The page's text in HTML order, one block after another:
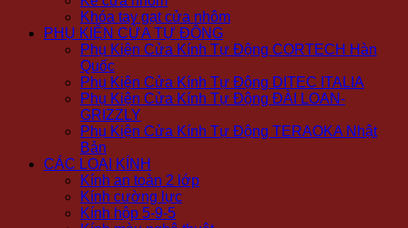
Khóa tay gạt cửa nhôm
PHỤ KIỆN CỬA TỰ ĐỘNG
Phụ Kiện Cửa Kính Tự Động CORTECH Hàn
Quốc
Phụ Kiện Cửa Kính Tự Động DITEC ITALIA
Phụ Kiện Cửa Kính Tự Động ĐÀI LOAN-
GRIZZLY
Phụ Kiện Cửa Kính Tự Động TERAOKA Nhật
Bản
CÁC LOẠI KÍNH
Kính an toàn 2 lớp
Kính cường lực
Kính hộp 5-9-5